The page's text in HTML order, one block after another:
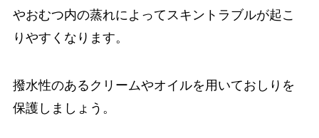
やおむつ内の蒸れによってスキントラブルが起こ
りやすくなります。
撥水性のあるクリームやオイルを用いておしりを
保護しましょう。